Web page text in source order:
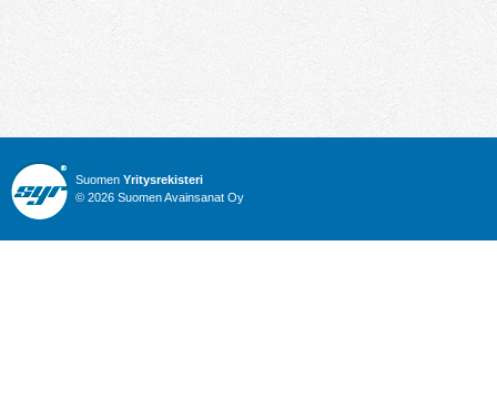
Suomen Yritysrekisteri
© 2026 Suomen Avainsanat Oy